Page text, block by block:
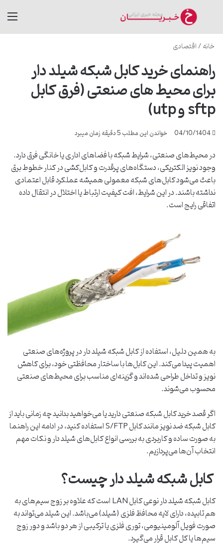
جستجو برای
خانه/اقتصادی
راهنمای خرید کابل شبکه شیلد دار
برای محیط های صنعتی (فرق کابل
sftp و utp)
04/10/1404 خواندن این مطلب 5 دقیقه زمان میبرد
در محیط‌های صنعتی، شرایط شبکه با فضاهای اداری یا خانگی فرق دارد.
وجود نویز الکتریکی، دستگاه‌های پرقدرت و کابل‌کشی در کنار خطوط برق
باعث می‌شود کابل‌های شبکه معمولی همیشه عملکرد قابل اعتمادی
نداشته باشند. در این شرایط، افت کیفیت ارتباط یا اختلال در انتقال داده
اتفاقی رایج است.
به همین دلیل، استفاده از کابل شبکه شیلد دار در پروژه‌های صنعتی
اهمیت پیدا می‌کند. این کابل‌ها با ساختار محافظتی خود، برای کاهش
نویز و تداخل طراحی شده‌اند و گزینه‌ای مناسب برای محیط‌های صنعتی
محسوب می‌شوند.
اگر قصد خرید کابل شبکه صنعتی دارید یا می‌خواهید بدانید چه زمانی باید از
کابل شبکه ضد نویز مانند کابل S/FTP استفاده کنید، در ادامه این راهنما
به ‌صورت ساده و کاربردی به بررسی انواع کابل‌های شیلد دار و نکات مهم
انتخاب آن‌ها می‌پردازیم.
کابل شبکه شیلد دار چیست؟
کابل شبکه شیلد دار نوعی کابل LAN است که علاوه بر زوج ‌سیم‌های به‌
هم‌ تابیده، دارای لایه محافظ فلزی (شیلد) می‌باشد. این شیلد می‌تواند به‌
صورت فویل آلومینیومی، توری فلزی یا ترکیبی از هر دو باشد و دور زوج
‌سیم‌ها یا کل کابل قرار می‌گیرد.